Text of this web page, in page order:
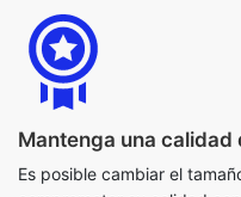
Mantenga una calidad
Es posible cambiar el